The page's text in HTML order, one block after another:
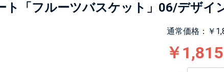
ト「フルーツバスケット」06/デザイ
通常価格：￥
￥1,815